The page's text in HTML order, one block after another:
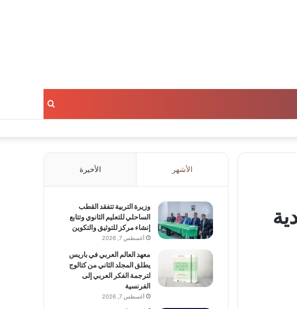
بحث
الأشهر الأخيرة
وزيرة التربية تتفقد القطب
الساحلي للتعليم الثانوي وتتابع
إنشاء مركز للتوثيق والتكوين
أغسطس 7, 2026
معهد العالم العربي في باريس
يطلق المجلد الثاني من كتالوج
لترجمة الفكر العربي إلى
الفرنسية
أغسطس 7, 2026